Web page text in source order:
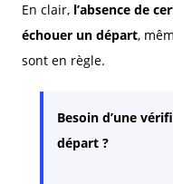
En clair, l’absence de
échouer un départ,
sont en règle.
Besoin d’une
départ ?